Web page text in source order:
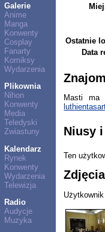
Galerie
Anime
Manga
Konwenty
Cosplay
Fanarty
Komiksy
Wydarzenia
Plikownia
Nihon
Konwenty
Media
Teledyski
Zwiastuny
Kalendarz
Rynek
Konwenty
Wydarzenia
Telewizja
Radio
Audycje
Muzyka
Ostatnie
Data
Masti ma
Niusy
Ten
Zdjęcia